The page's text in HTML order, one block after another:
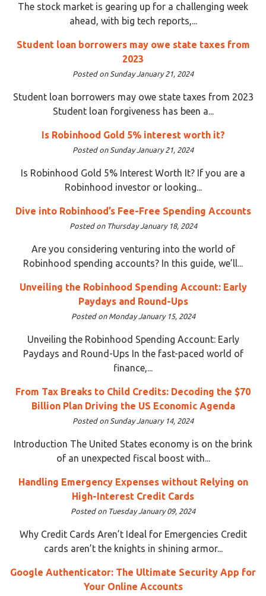
The stock market is gearing up for a challenging week
ahead, with big tech reports,...
Student loan borrowers may owe state taxes from
2023
Posted on Sunday January 21, 2024
Student loan borrowers may owe state taxes from 2023
Student loan forgiveness has been a...
Is Robinhood Gold 5% interest worth it?
Posted on Sunday January 21, 2024
Is Robinhood Gold 5% Interest Worth It? If you are a
Robinhood investor or looking...
Dive into Robinhood’s Fee-Free Spending Accounts
Posted on Thursday January 18, 2024
Are you considering venturing into the world of
Robinhood spending accounts? In this guide, we’ll...
Unveiling the Robinhood Spending Account: Early
Paydays and Round-Ups
Posted on Monday January 15, 2024
Unveiling the Robinhood Spending Account: Early
Paydays and Round-Ups In the fast-paced world of
finance,...
From Tax Breaks to Child Credits: Decoding the $70
Billion Plan Driving the US Economic Agenda
Posted on Sunday January 14, 2024
Introduction The United States economy is on the brink
of an unexpected fiscal boost with...
Handling Emergency Expenses without Relying on
High-Interest Credit Cards
Posted on Tuesday January 09, 2024
Why Credit Cards Aren’t Ideal for Emergencies Credit
cards aren’t the knights in shining armor...
Google Authenticator: The Ultimate Security App for
Your Online Accounts